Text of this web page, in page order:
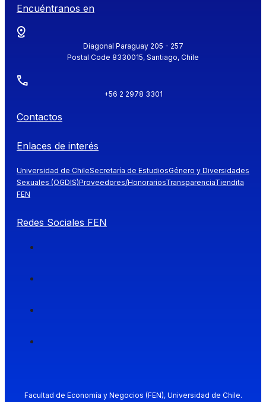
Encuéntranos en
Diagonal Paraguay 205 - 257
Postal Code 8330015, Santiago, Chile
+56 2 2978 3301
Contactos
Enlaces de interés
Universidad de ChileSecretaría de EstudiosGénero y Diversidades
Sexuales (OGDIS)Proveedores/HonorariosTransparenciaTiendita
FEN
Redes Sociales FEN
Facultad de Economía y Negocios (FEN), Universidad de Chile.